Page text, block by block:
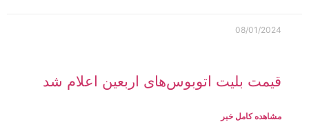
08/01/2024
قیمت بلیت اتوبوس‌های اربعین اعلام شد
مشاهده کامل خبر